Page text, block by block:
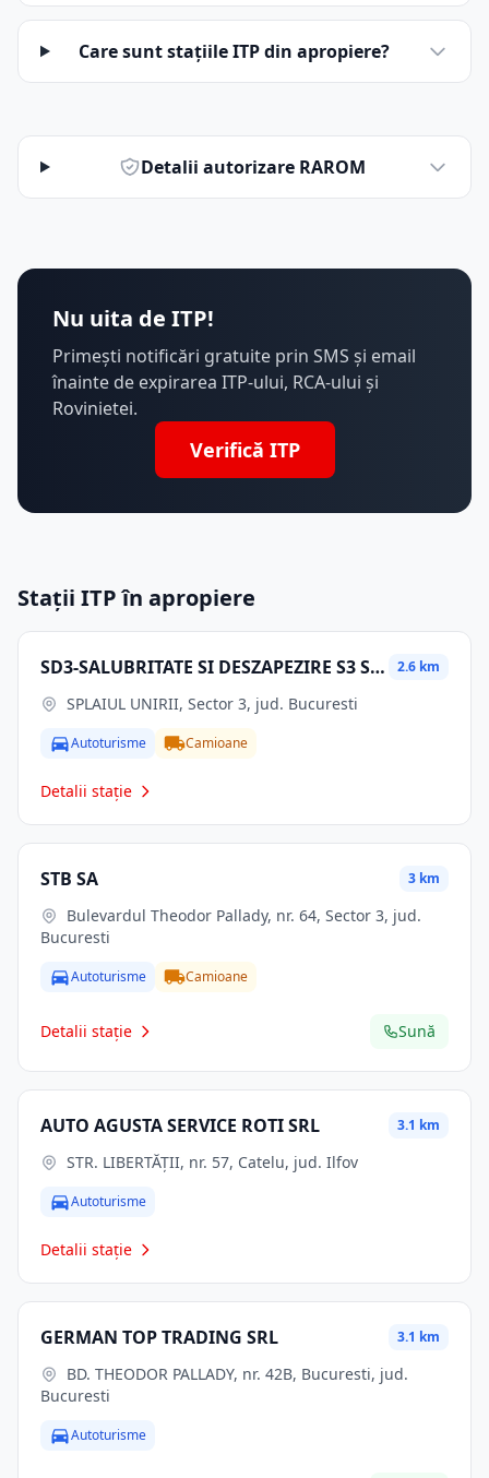
Care sunt stațiile ITP din apropiere?
Detalii autorizare RAROM
Nu uita de ITP!
Primești notificări gratuite prin SMS și email
înainte de expirarea ITP-ului, RCA-ului și
Rovinietei.
Verifică ITP
Stații ITP în apropiere
SD3-SALUBRITATE SI DESZAPEZIRE S3 SRL 2.6 km
SPLAIUL UNIRII, Sector 3, jud. Bucuresti
Autoturisme Camioane
Detalii stație
STB SA 3 km
Bucuresti
Autoturisme Camioane
Detalii stație Sună
AUTO AGUSTA SERVICE ROTI SRL 3.1 km
STR. LIBERTĂŢII, nr. 57, Catelu, jud. Ilfov
Autoturisme
Detalii stație
GERMAN TOP TRADING SRL 3.1 km
Bucuresti
Autoturisme